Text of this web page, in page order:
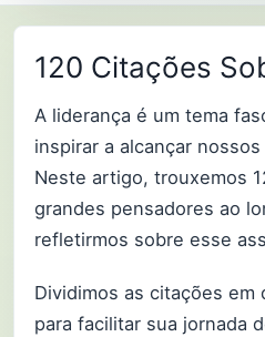
120 Citações
A liderança é um tema
inspirar a alcançar
Neste artigo, trouxemos
grandes pensadores ao
refletirmos sobre esse
Dividimos as citações
para facilitar sua jornada